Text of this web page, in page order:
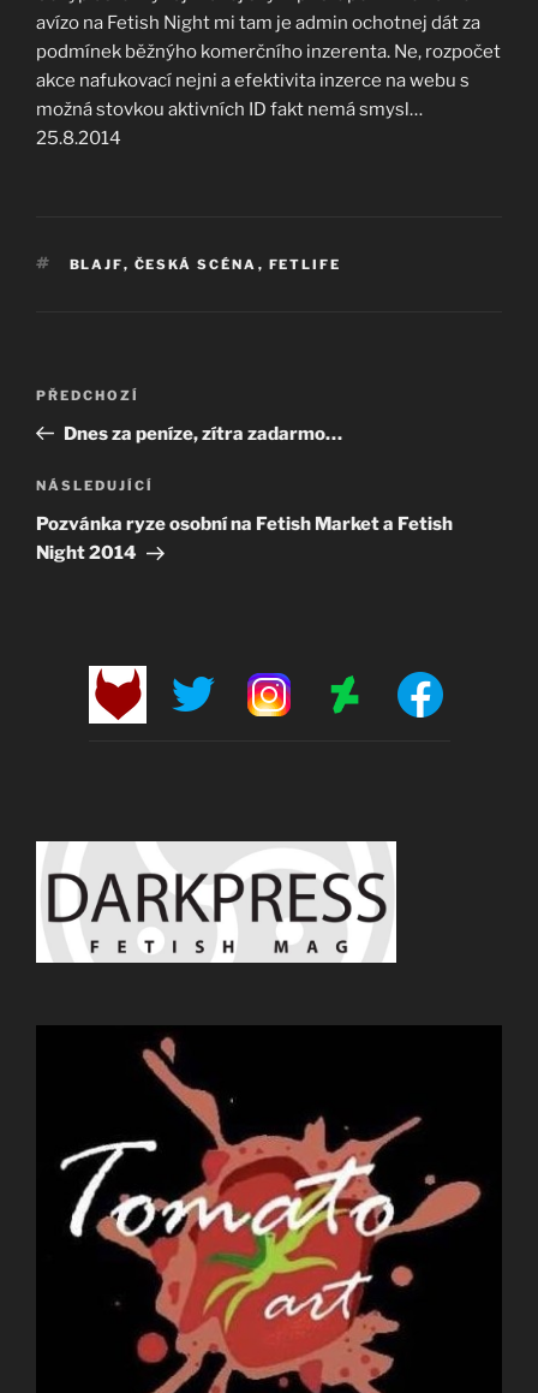
avízo na Fetish Night mi tam je admin ochotnej dát za
podmínek běžnýho komerčního inzerenta. Ne, rozpočet
akce nafukovací nejni a efektivita inzerce na webu s
možná stovkou aktivních ID fakt nemá smysl…
25.8.2014
ŠTÍTKY
BLAJF, ČESKÁ SCÉNA , FETLIFE
Navigace
příspěvek
Předchozí
příspěvek
PŘEDCHOZÍ
Dnes za peníze, zítra zadarmo…
Následující
příspěvek
NÁSLEDUJÍCÍ
Pozvánka ryze osobní na Fetish Market a Fetish
Night 2014